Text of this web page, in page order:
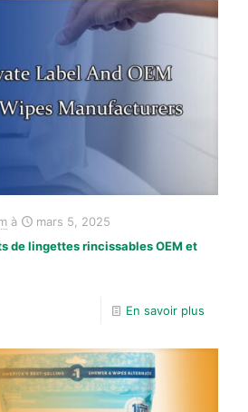
à
mars 5, 2025
de lingettes rincissables OEM et
En savoir plus